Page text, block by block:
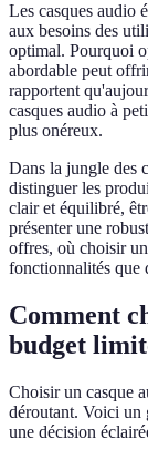
Les casques audio
aux besoins des
optimal. Pourquoi
abordable peut
rapportent
casques audio à
plus onéreux.
Dans la jungle des
distinguer les
clair et équilibré,
présenter une
offres, où choisir
fonctionnalités que
Comment
budget
Choisir un casque
déroutant. Voici un
une décision